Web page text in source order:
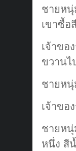
ชายหนุ่
เขาซื้อ
เจ้าขอ
ขวานไ
ชายหนุ่
เจ้าขอ
ชายหนุ่
หนึ่ง สี